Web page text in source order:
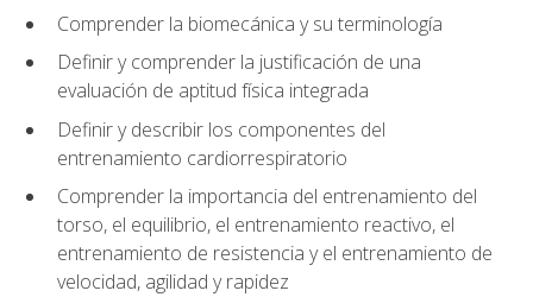
Comprender la biomecánica y su terminología
Definir y comprender la justificación de una
evaluación de aptitud física integrada
Definir y describir los componentes del
entrenamiento cardiorrespiratorio
Comprender la importancia del entrenamiento del
torso, el equilibrio, el entrenamiento reactivo, el
entrenamiento de resistencia y el entrenamiento de
velocidad, agilidad y rapidez